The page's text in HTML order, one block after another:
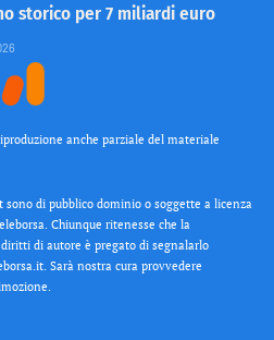
storico per 7 miliardi euro
anche parziale del materiale
di pubblico dominio o soggette a licenza
Chiunque ritenesse che la
di autore è pregato di segnalarlo
Sarà nostra cura provvedere